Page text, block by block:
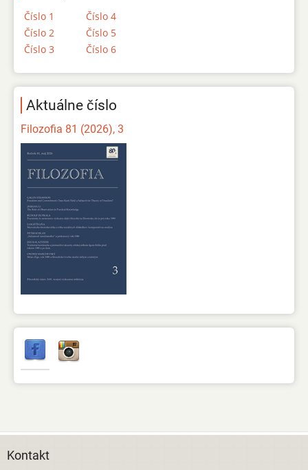
Číslo 1
Číslo 2
Číslo 3
Číslo 4
Číslo 5
Číslo 6
Aktuálne číslo
Filozofia 81 (2026), 3
Kontakt